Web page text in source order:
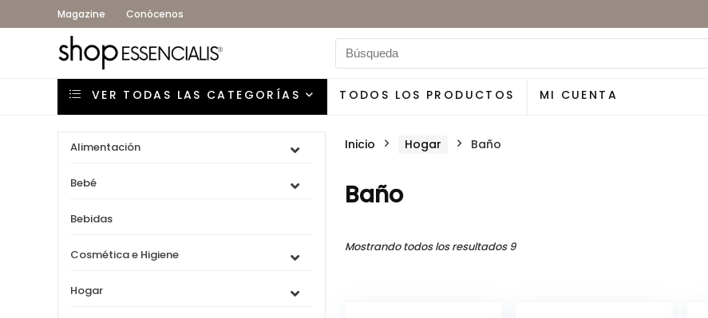
Magazine Conócenos
VER TODAS LAS CATEGORÍAS TODOS LOS PRODUCTOS MI CUENTA
Alimentación
Bebé
Bebidas
Cosmética e Higiene
Hogar
Inicio Hogar Baño
Baño
Mostrando todos los resultados 9